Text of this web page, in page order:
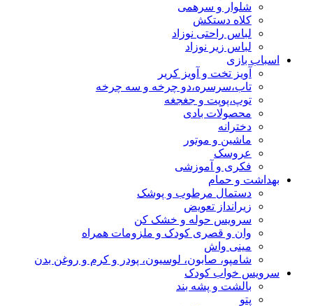
شلوار و سرهمی
کلاه دستکش
لباس راحتی نوزاد
لباس زیر نوزاد
اسباب بازی
آویز تخت و آویز کریر
تاب،سرسره،دو چرخه و سه چرخه
توپ،پوپت و جغجغه
محصولات بادی
دخترانه
ماشین و موتور
عروسک
فکری و آموزشی
بهداشت و حمام
دستمال مرطوب و پوشک
زیرانداز تعویض
سرویس حوله و خشک کن
وان و قصری کودک و ملزومات همراه
مینی واش
شامپو، صابون، لوسیون، پودر و کرم و روغن بدن
سرویس خواب کودک
بالشت و پشه بند
پتو